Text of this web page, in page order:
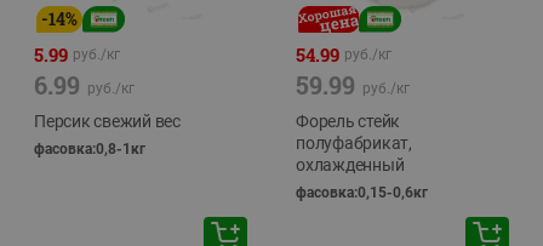
-14%
5.99 руб./кг
6.99 руб./кг
Персик свежий вес
фасовка:0,8-1кг
54.99 руб./кг
59.99 руб./кг
Форель стейк
полуфабрикат,
охлажденный
фасовка:0,15-0,6кг